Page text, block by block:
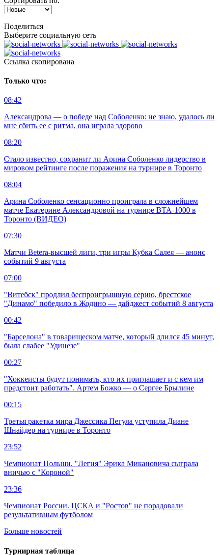
Поделиться
Выберите социальную сеть
Ccылка скопирована
Только что:
08:42
Александрова — о победе над Соболенко: не знаю, удалось ли
мне сбить ее с ритма, она играла здорово
08:20
Стало известно, сохранит ли Арина Соболенко лидерство в
мировом рейтинге после поражения на турнире в Торонто
08:04
Арина Соболенко сенсационно проиграла в сложнейшем
матче Екатерине Александровой на турнире ВТА-1000 в
Торонто (ВИДЕО)
07:30
Матчи Beterа-высшей лиги, три игры Кубка Салея — анонс
событий 9 августа
07:00
"Витебск" продлил беспроигрышную серию, брестское
"Динамо" победило в Жодино — дайджест событий 8 августа
00:42
"Барселона" в товарищеском матче, который длился 45 минут,
была слабее "Удинезе"
00:27
"Хоккеисты будут понимать, кто их приглашает и с кем им
предстоит работать". Артем Божко — о Сергее Брылине
00:15
Третья ракетка мира Джессика Пегула уступила Диане
Шнайдер на турнире в Торонто
23:52
Чемпионат Польши. "Легия" Эрика Микановича сыграла
вничью с "Короной"
23:36
Чемпионат России. ЦСКА и "Ростов" не порадовали
результативным футболом
Больше новостей
Турнирная таблица